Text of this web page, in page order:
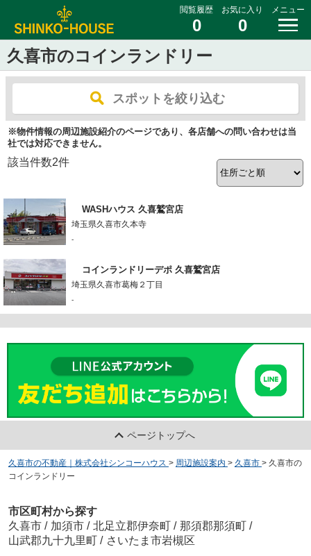
閲覧履歴
0
お気に入り
0
メニュー
久喜市のコインランドリー
スポットを絞り込む
※物件情報の周辺施設紹介のページであり、各店舗への問い合わせは当
社では対応できません。
該当件数2件
WASHハウス 久喜鷲宮店
埼玉県久喜市久本寺
-
コインランドリーデポ 久喜鷲宮店
埼玉県久喜市葛梅２丁目
-
ページトップへ
久喜市の不動産｜株式会社シンコーハウス > 周辺施設案内 > 久喜市 > 久喜市の
コインランドリー
市区町村から探す
久喜市 / 加須市 / 北足立郡伊奈町 / 那須郡那須町 /
山武郡九十九里町 / さいたま市岩槻区